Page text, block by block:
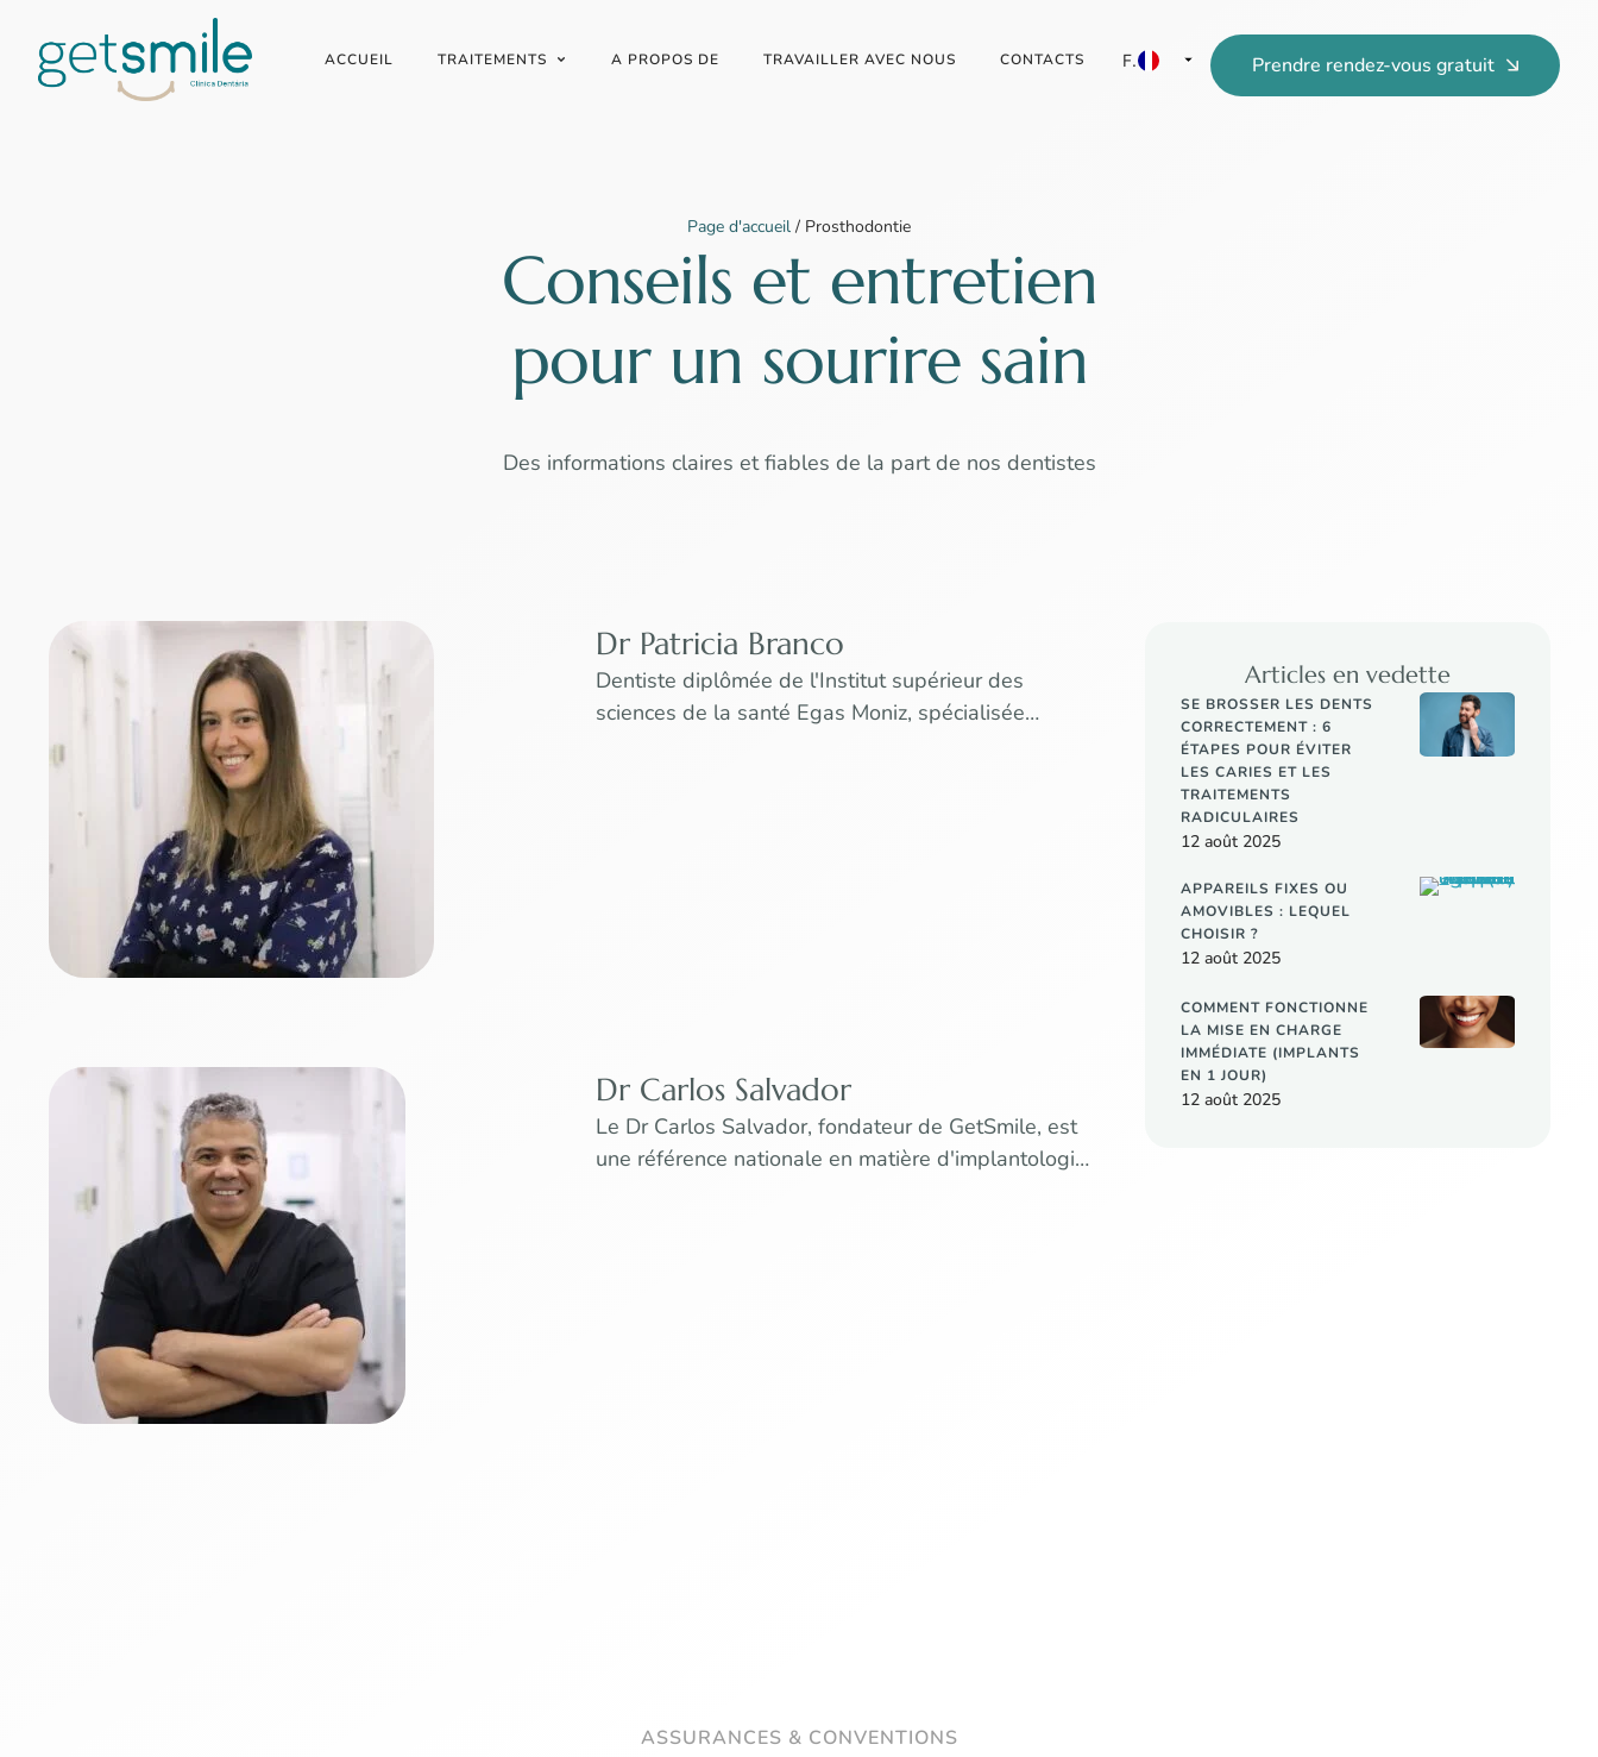
ACCUEIL TRAITEMENTS A PROPOS DE TRAVAILLER AVEC NOUS CONTACTS Prendre rendez-vous gratuit
FR
Page d'accueil / Prosthodontie
Conseils et entretien
pour un sourire sain
Des informations claires et fiables de la part de nos dentistes
Dr Patricia Branco
Dentiste diplômée de l'Institut supérieur des
sciences de la santé Egas Moniz, spécialisée
Dr Carlos Salvador
Le Dr Carlos Salvador, fondateur de GetSmile, est
une référence nationale en matière d'implantologie
Articles en vedette
SE BROSSER LES DENTS
CORRECTEMENT : 6
ÉTAPES POUR ÉVITER
LES CARIES ET LES
TRAITEMENTS
RADICULAIRES
12 août 2025
APPAREILS FIXES OU
AMOVIBLES : LEQUEL
CHOISIR ?
12 août 2025
COMMENT FONCTIONNE
LA MISE EN CHARGE
IMMÉDIATE (IMPLANTS
EN 1 JOUR)
12 août 2025
ASSURANCES & CONVENTIONS